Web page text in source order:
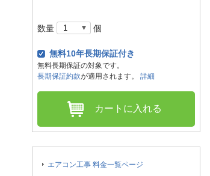
数量 個
無料10年長期保証付き
無料長期保証の対象です。
長期保証約款が適用されます。 詳細
カートに入れる
エアコン工事 料金一覧ページ